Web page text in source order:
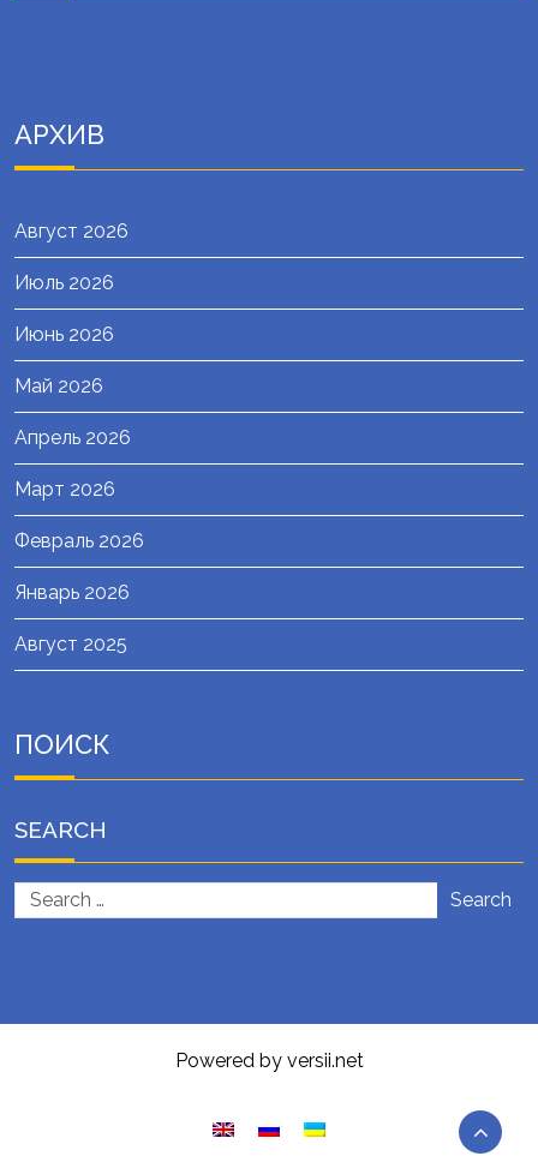
АРХИВ
Август 2026
Июль 2026
Июнь 2026
Май 2026
Апрель 2026
Март 2026
Февраль 2026
Январь 2026
Август 2025
ПОИСК
SEARCH
Search
Powered by versii.net